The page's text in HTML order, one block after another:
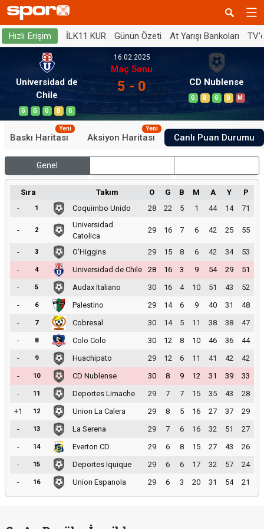
Hızlı Erişim İLK11 KUR Günün Özeti At Yarışı Bankoları
Universidad de
Chile
G G G B G
16.02.2025
Maç Sonu
5 - 0 CD Nublense
G B G B M
Baskı Haritası
Yeni
Aksiyon Haritası
Yeni
Canlı Puan Durumu
Genel
Sıra Takım O G B M A Y
P
-
1 Coquimbo Unido 28 22 5 1 44 14 71
- 2
Universidad
Catolica
29 16 7 6 42 25 55
- 3 O'Higgins 29 15 8 6 42 34
53
-
4 Universidad de Chile 28 16 3 9 54 29
51
-
5 Audax Italiano 30 16 4 10 51 43
52
-
6 Palestino 29 14 6 9 40 31
48
-
7 Cobresal 30 14 5 11 38 38
47
-
8 Colo Colo 30 12 8 10 46 36
44
-
9 Huachipato 29 12 6 11 41 42
42
-
10 CD Nublense 30 8 9 12 31 39
33
-
11 Deportes Limache 29 7 7 15 35 43
28
+1
12 Union La Calera 29 8 5 16 27 37
29
-
13 La Serena 29 7 6 16 32 51
27
-
14 Everton CD 29 6 8 15 27 43
26
-
15 Deportes Iquique 29 6 6 17 32 57
24
-
16 Union Espanola 29 6 3 20 31 54 21